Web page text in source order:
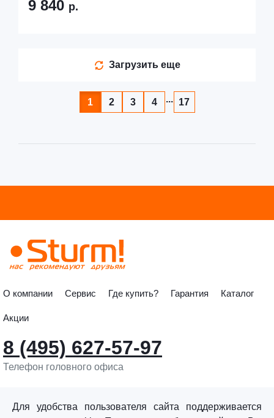
9 840 р.
Загрузить еще
1 2 3 4 ... 17
О компании Сервис Где купить? Гарантия Каталог
Акции
8 (495) 627-57-97
Телефон головного офиса
Для удобства пользователя сайта поддерживается